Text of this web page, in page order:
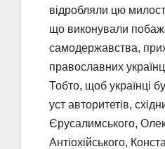
відробляли цю
що виконували
самодержавства,
православних
Тобто, щоб українці
уст авторитетів,
Єрусалимського,
Антіохійського,